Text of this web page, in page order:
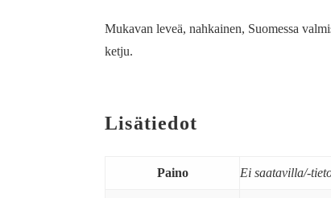
Mukavan leveä, nahkainen, Suomessa
ketju.
Lisätiedot
Paino Ei saatavilla/-